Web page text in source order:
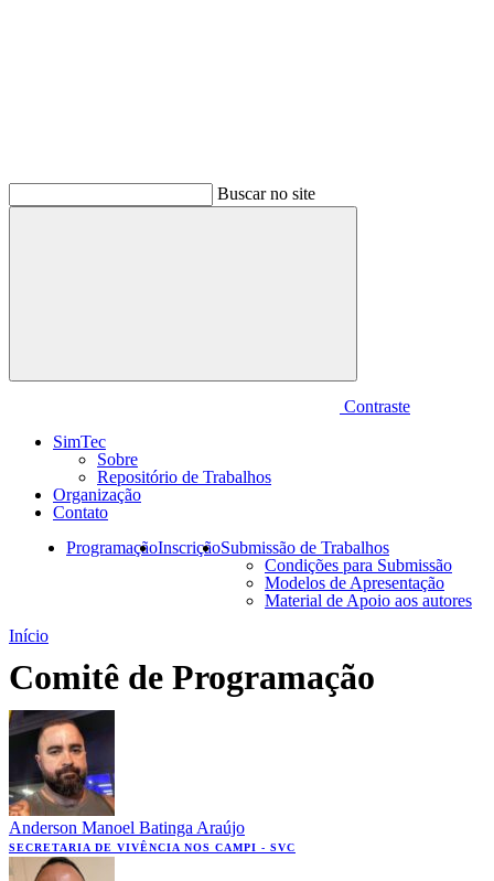
Buscar no site
Buscar
Contraste
SimTec
Sobre
Repositório de Trabalhos
Organização
Contato
ProgramaçãoInscriçãoSubmissão de Trabalhos
Condições para Submissão
Modelos de Apresentação
Material de Apoio aos autores
Início
Comitê de Programação
Anderson Manoel Batinga Araújo
SECRETARIA DE VIVÊNCIA NOS CAMPI - SVC